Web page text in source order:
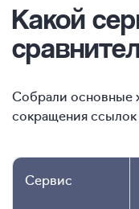
Какой
Собрали основные
сокращения ссылок
Сервис